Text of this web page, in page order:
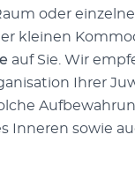
oder
kleinen
auf Sie. Wir
Ihrer
Inneren sowie